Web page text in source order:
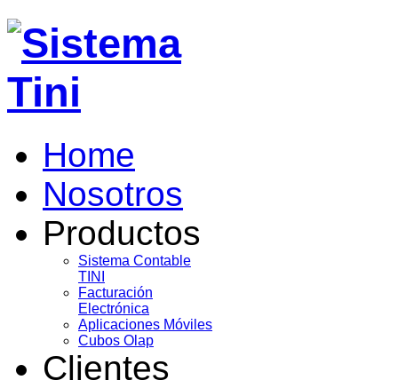
Home
Nosotros
Productos
Sistema Contable
TINI
Facturación
Electrónica
Aplicaciones Móviles
Cubos Olap
Clientes